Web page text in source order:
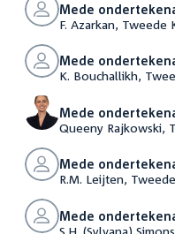
Mede
F. Azarkan, Tweede
Mede
K. Bouchallikh,
Mede
Queeny Rajkowski,
Mede
R.M. Leijten,
Mede
S.H. (Sylvana)